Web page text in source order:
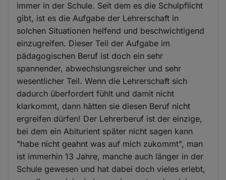
immer in der Schule. Seit dem es die Schulpflicht
gibt, ist es die Aufgabe der Lehrerschaft in
solchen Situationen helfend und beschwichtigend
einzugreifen. Dieser Teil der Aufgabe im
pädagogischen Beruf ist doch ein sehr
spannender, abwechslungsreicher und sehr
wesentlicher Teil. Wenn die Lehrerschaft sich
dadurch überfordert fühlt und damit nicht
klarkommt, dann hätten sie diesen Beruf nicht
ergreifen dürfen! Der Lehrerberuf ist der einzige,
bei dem ein Abiturient später nicht sagen kann
"habe nicht geahnt was auf mich zukommt", man
ist immerhin 13 Jahre, manche auch länger in der
Schule gewesen und hat dabei doch vieles erlebt,